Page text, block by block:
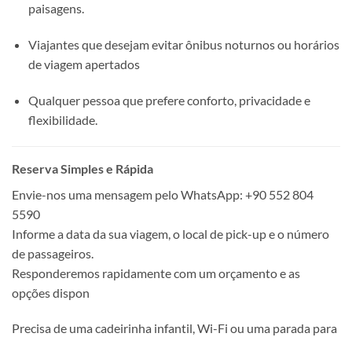
paisagens.
Viajantes que desejam evitar ônibus noturnos ou horários
de viagem apertados
Qualquer pessoa que prefere conforto, privacidade e
flexibilidade.
Reserva Simples e Rápida
Envie-nos uma mensagem pelo WhatsApp: +90 552 804
5590
Informe a data da sua viagem, o local de pick-up e o número
de passageiros.
Responderemos rapidamente com um orçamento e as
opções dispon
Precisa de uma cadeirinha infantil, Wi-Fi ou uma parada para